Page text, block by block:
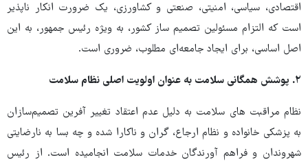
اقتصادی، سیاسی، امنیتی، صنعتی و کشاورزی، یک ضرورت انکار ناپذیر
است که التزام مسئولین تصمیم ساز کشور، به ویژه رئیس جمهور، به این
اصل اساسی، برای ایجاد جامعه‌ای مطلوب، ضروری است.
۲. پوشش همگانی سلامت به عنوان اولویت اصلی نظام سلامت
نظام مراقبت های سلامت به دلیل عدم اعتقاد تغییر آفرین تصمیم‌سازان
به پزشکی خانواده و نظام ارجاع، گران و ناکارا شده و چه بسا به نارضایتی
شهروندان و فراهم آورندگان خدمات سلامت انجامیده است. از رئیس